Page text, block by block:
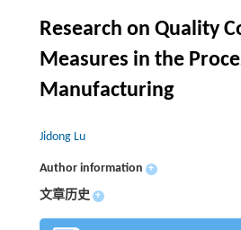
Research on Quality
Measures in the
Manufacturing
Jidong Lu
Author information +
文章历史 +